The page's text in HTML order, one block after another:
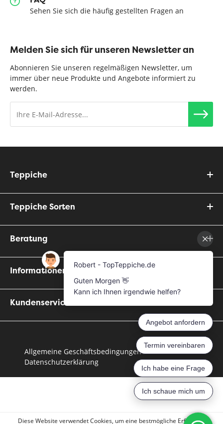
Sehen Sie sich die häufig gestellten Fragen an
Melden Sie sich für unseren Newsletter an
Abonnieren Sie unseren regelmäßigen Newsletter, um
immer über neue Produkte und Angebote informiert zu
werden.
Teppiche
Teppiche Sorten
Beratung
Informationen
Kundenservice
Allgemeine Geschäftsbedingungen
Datenschutzerklärung
Diese Website verwendet Cookies, um eine bestmögliche Erfahrung